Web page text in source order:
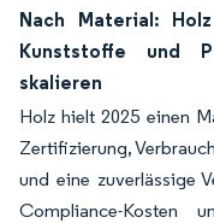
Nach Material:
Kunststoffe und
skalieren
Holz hielt 2025 einen
Zertifizierung,
und eine zuverlässige
Compliance-Kosten